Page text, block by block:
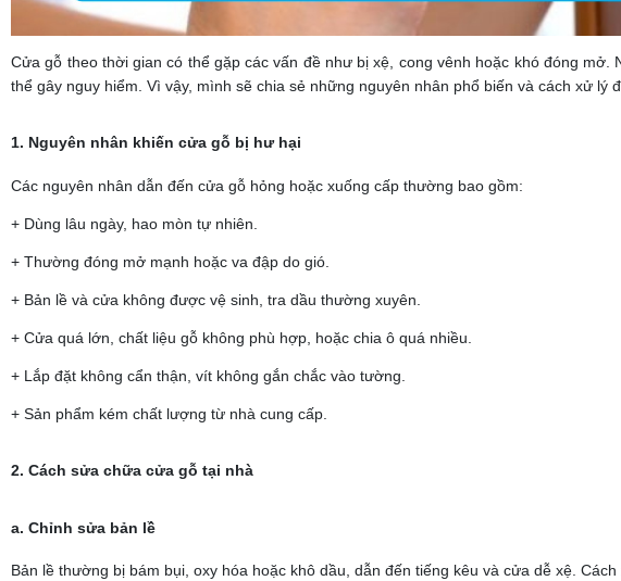
Cửa gỗ theo thời gian có thể gặp các vấn đề như bị xệ, cong vênh hoặc khó đóng
thể gây nguy hiểm. Vì vậy, mình sẽ chia sẻ những nguyên nhân phổ biến và cách xử
1. Nguyên nhân khiến cửa gỗ bị hư hại
Các nguyên nhân dẫn đến cửa gỗ hỏng hoặc xuống cấp thường bao gồm:
+ Dùng lâu ngày, hao mòn tự nhiên.
+ Thường đóng mở mạnh hoặc va đập do gió.
+ Bản lề và cửa không được vệ sinh, tra dầu thường xuyên.
+ Cửa quá lớn, chất liệu gỗ không phù hợp, hoặc chia ô quá nhiều.
+ Lắp đặt không cẩn thận, vít không gắn chắc vào tường.
+ Sản phẩm kém chất lượng từ nhà cung cấp.
2. Cách sửa chữa cửa gỗ tại nhà
a. Chỉnh sửa bản lề
Bản lề thường bị bám bụi, oxy hóa hoặc khô dầu, dẫn đến tiếng kêu và cửa dễ xệ. Cách